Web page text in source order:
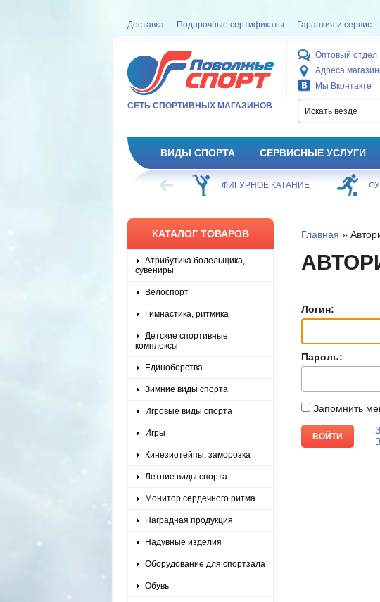
Доставка Подарочные сертификаты Гарантия и сервис
СЕТЬ СПОРТИВНЫХ МАГАЗИНОВ
Оптовый отдел
Адреса
Мы Вконтакте
Искать везде
ВИДЫ СПОРТА СЕРВИСНЫЕ УСЛУГИ
ХОККЕЙ ФИГУРНОЕ КАТАНИЕ
КАТАЛОГ ТОВАРОВ
Атрибутика болельщика,
сувениры
Велоспорт
Гимнастика, ритмика
Детские спортивные
комплексы
Единоборства
Зимние виды спорта
Игровые виды спорта
Игры
Кинезиотейпы, заморозка
Летние виды спорта
Монитор сердечного ритма
Наградная продукция
Надувные изделия
Оборудование для спортзала
Обувь
Главная »
Логин:
Пароль:
Запомнить